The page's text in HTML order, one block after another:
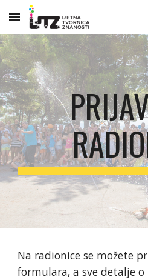
Skip to main content
Na radionice se možete
formulara, a sve detalje